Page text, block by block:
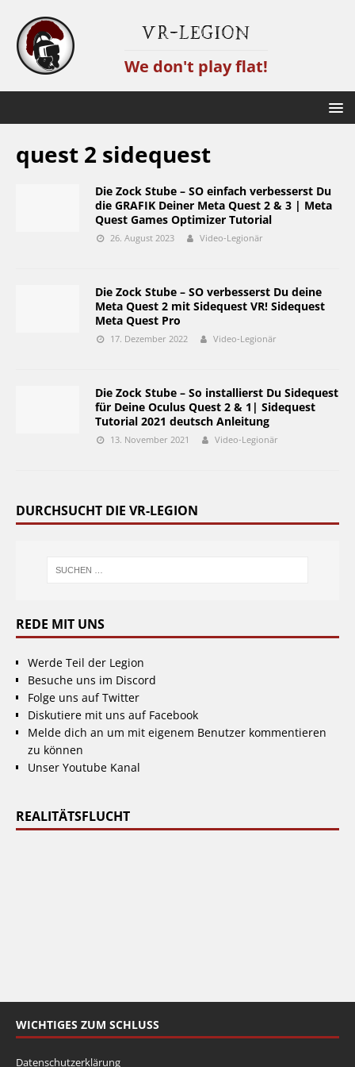
VR-Legion
We don't play flat!
quest 2 sidequest
Die Zock Stube – SO einfach verbesserst Du
die GRAFIK Deiner Meta Quest 2 & 3 | Meta
Quest Games Optimizer Tutorial
26. August 2023 Video-Legionär
Die Zock Stube – SO verbesserst Du deine
Meta Quest 2 mit Sidequest VR! Sidequest
Meta Quest Pro
17. Dezember 2022 Video-Legionär
Die Zock Stube – So installierst Du Sidequest
für Deine Oculus Quest 2 & 1| Sidequest
Tutorial 2021 deutsch Anleitung
13. November 2021 Video-Legionär
DURCHSUCHT DIE VR-LEGION
REDE MIT UNS
Werde Teil der Legion
Besuche uns im Discord
Folge uns auf Twitter
Diskutiere mit uns auf Facebook
Melde dich an um mit eigenem Benutzer kommentieren
zu können
Unser Youtube Kanal
REALITÄTSFLUCHT
WICHTIGES ZUM SCHLUSS
Datenschutzerklärung